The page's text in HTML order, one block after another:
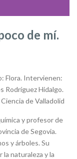
de mí.
Flora. Intervienen:
Rodríguez Hidalgo.
de Valladolid
y profesor de
de Segovia.
y árboles. Su
naturaleza y la